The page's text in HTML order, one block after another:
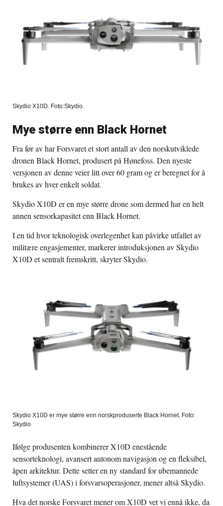
Skydio X10D. Foto:Skydio.
Mye større enn Black Hornet
Fra før av har Forsvaret et stort antall av den norskutviklede
dronen Black Hornet, produsert på Hønefoss. Den nyeste
versjonen av denne veier litt over 60 gram og er beregnet for å
brukes av hver enkelt soldat.
Skydio X10D er en mye større drone som dermed har en helt
annen sensorkapasitet enn Black Hornet.
I en tid hvor teknologisk overlegenhet kan påvirke utfallet av
militære engasjementer, markerer introduksjonen av Skydio
X10D et sentralt fremskritt, skryter Skydio.
Skydio X10D er mye større enn norskproduserte Black Hornet. Foto:
Skydio
Ifølge produsenten kombinerer X10D enestående
sensorteknologi, avansert autonom navigasjon og en fleksibel,
åpen arkitektur. Dette setter en ny standard for ubemannede
luftsystemer (UAS) i forsvarsoperasjoner, mener altså Skydio.
Hva det norske Forsvaret mener om X10D vet vi ennå ikke, da